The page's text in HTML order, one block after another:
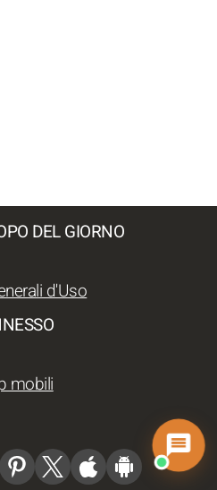
DEL GIORNO
d'Uso
mobili